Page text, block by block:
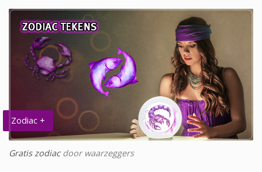
Zodiac +
Gratis zodiacdoor waarzeggers